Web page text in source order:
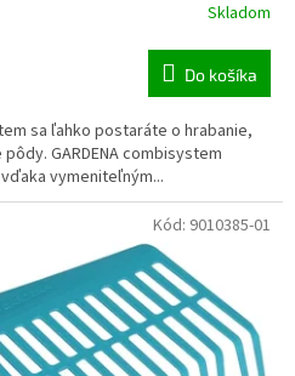
Skladom
Do košíka
sa ľahko postaráte o hrabanie,
GARDENA combisystem
vymeniteľným...
Kód: 9010385-01